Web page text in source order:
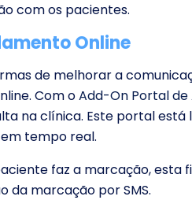
com os pacientes.
Online
de melhorar a
Com oAdd-On Portal
na clínica. Este portal está
tempo real.
faz a marcação,
da marcação por SMS.